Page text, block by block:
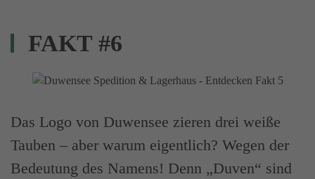
FAKT #6
Das Logo von Duwensee zieren drei weiße
Tauben – aber warum eigentlich? Wegen der
Bedeutung des Namens! Denn „Duven“ sind